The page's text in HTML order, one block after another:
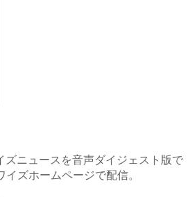
ニュースを音声ダイジェスト版で
ズホームページで配信。